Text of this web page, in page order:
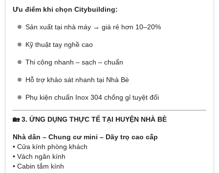
Ưu điểm khi chọn Citybuilding:
Sản xuất tại nhà máy → giá rẻ hơn 10–20%
Kỹ thuật tay nghề cao
Thi công nhanh – sạch – chuẩn
Hỗ trợ khảo sát nhanh tại Nhà Bè
Phụ kiện chuẩn Inox 304 chống gỉ tuyệt đối
🏡 3. ỨNG DỤNG THỰC TẾ TẠI HUYỆN NHÀ BÈ
Nhà dân – Chung cư mini – Dãy trọ cao cấp
• Cửa kính phòng khách
• Vách ngăn kính
• Cabin tắm kính